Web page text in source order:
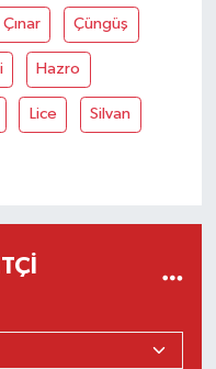
Çınar Çüngüş
Hazro
Lice Silvan